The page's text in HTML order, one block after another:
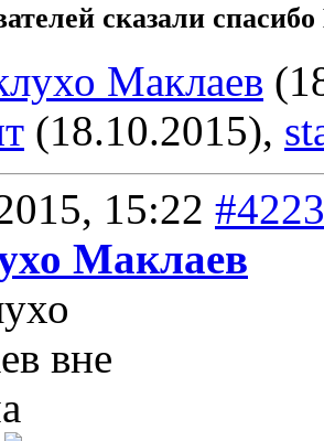
сказали
Маклаев
(18.10.2015),
15:22 #4223
Маклаев